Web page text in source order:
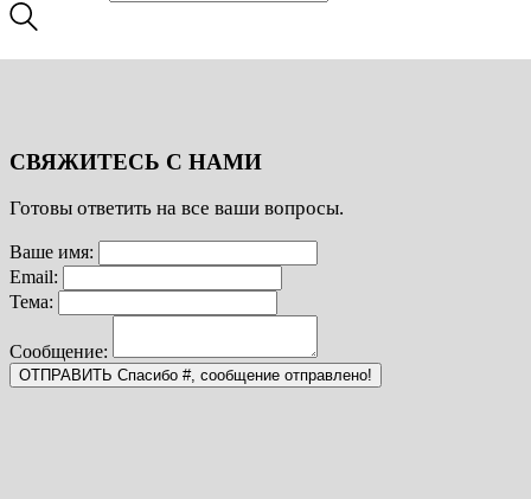
СВЯЖИТЕСЬ С НАМИ
Готовы ответить на все ваши вопросы.
Ваше имя:
Email:
Тема:
Сообщение:
ОТПРАВИТЬ Спасибо #, сообщение отправлено!